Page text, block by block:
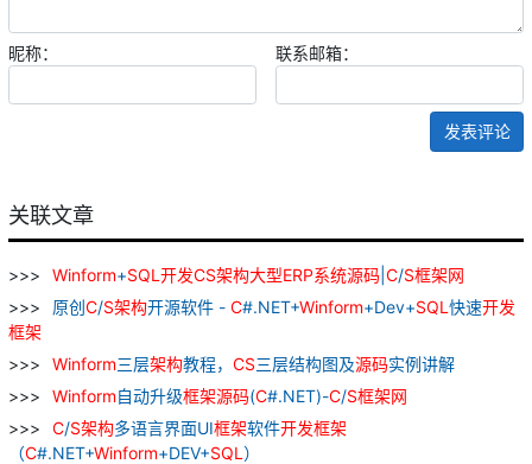
昵称： 联系邮箱：
发表评论
关联文章
Winform+SQL 开发CS架构大型ERP系统源码 C/S框架网
原创C/S架构开源软件 - C#.NET+Winform+Dev+SQL 快速开发
框架
Winform三层架构教程， CS三层结构图及源码实例讲解
Winform自动升级框架源码(C#.NET)-C/S框架网
C/S架构多语言界面UI框架软件开发框架
（C#.NET+Winform+DEV+SQL ）